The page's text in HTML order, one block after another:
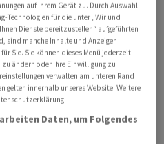
zufolge das erste
das sich an dem
Dessen Technik basiert
Verwendung von
einen der wichtigsten
Heraeus-Gruppe
auf Ihrem Gerät zu. Durch Auswahl
Technologien für die unter „Wir und
Dienste bereitzustellen“ aufgeführten
sind manche Inhalte und Anzeigen
Sie. Sie können dieses Menü jederzeit
ändern oder Ihre Einwilligung zu
verwalten am unteren Rand
gelten innerhalb unseres Website. Weitere
Daten, um Folgendes